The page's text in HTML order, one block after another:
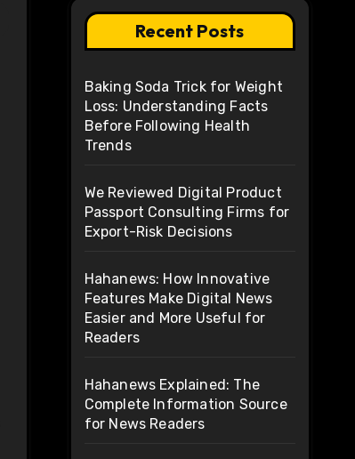
Recent Posts
Baking Soda Trick for Weight
Loss: Understanding Facts
Before Following Health
Trends
We Reviewed Digital Product
Passport Consulting Firms for
Export-Risk Decisions
Hahanews: How Innovative
Features Make Digital News
Easier and More Useful for
Readers
Hahanews Explained: The
Complete Information Source
for News Readers